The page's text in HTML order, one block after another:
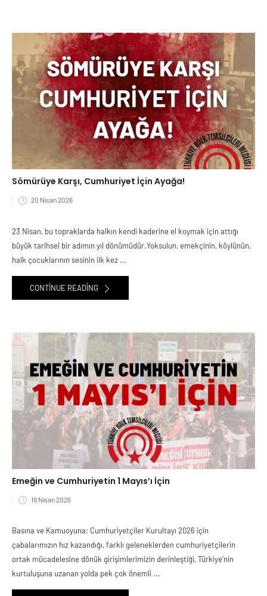
Sömürüye Karşı, Cumhuriyet İçin Ayağa!
20 Nisan 2026
23 Nisan, bu topraklarda halkın kendi kaderine el koymak için attığı
büyük tarihsel bir adımın yıl dönümüdür.Yoksulun, emekçinin, köylünün,
halk çocuklarının sesinin ilk kez ...
CONTINUE READING
Emeğin ve Cumhuriyetin 1 Mayıs’ı İçin
19 Nisan 2026
Basına ve Kamuoyuna; Cumhuriyetçiler Kurultayı 2026 için
çabalarımızın hız kazandığı, farklı geleneklerden cumhuriyetçilerin
ortak mücadelesine dönük girişimlerimizin derinleştiği, Türkiye’nin
kurtuluşuna uzanan yolda pek çok önemli ...